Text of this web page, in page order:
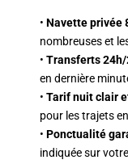
• Navette privée
nombreuses et
• Transferts
en dernière
• Tarif nuit clair
pour les trajets
• Ponctualité
indiquée sur